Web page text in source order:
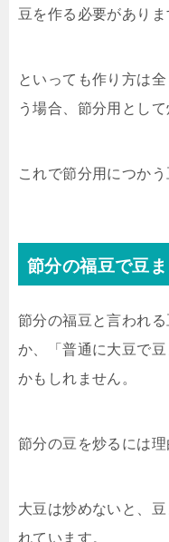
豆を作る必要がありま
といっても作り方は
う場合、節分用として
これで節分用につか
節分の福豆で豆
節分の福豆と言われ
か、「普通に大豆で
かもしれません。
節分の豆を炒るには理
大豆は炒めないと、
れています。